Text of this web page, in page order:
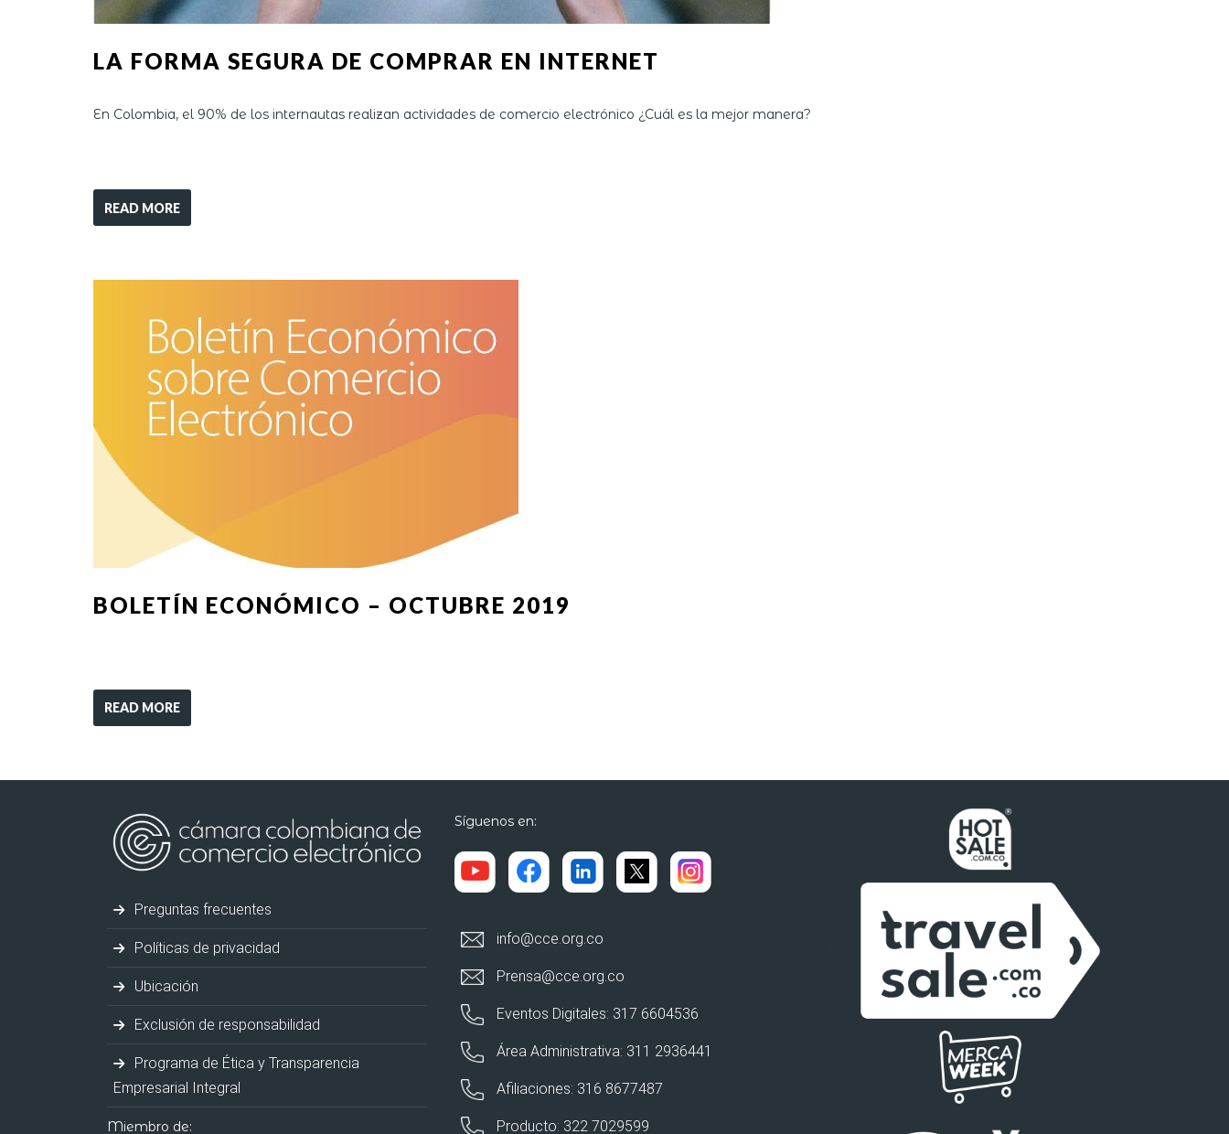
LA FORMA SEGURA DE COMPRAR EN INTERNET
En Colombia, el 90% de los internautas realizan actividades de comercio electrónico ¿Cuál es la mejor manera?
READ MORE
BOLETÍN ECONÓMICO – OCTUBRE 2019
READ MORE
Preguntas frecuentes
Políticas de privacidad
Ubicación
Exclusión de responsabilidad
Programa de Ética y Transparencia
Empresarial Integral
Miembro de:
Síguenos en:
info@cce.org.co
Prensa@cce.org.co
Eventos Digitales: 317 6604536
Área Administrativa: 311 2936441
Afiliaciones: 316 8677487
Producto: 322 7029599